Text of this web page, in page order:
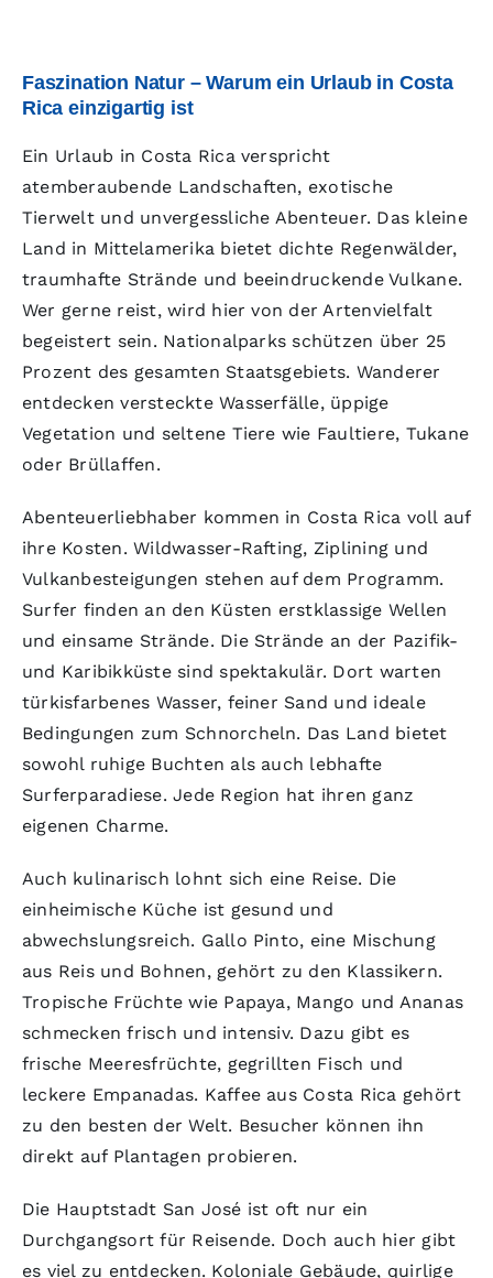
Faszination Natur – Warum ein Urlaub in Costa
Rica einzigartig ist
Ein Urlaub in Costa Rica verspricht
atemberaubende Landschaften, exotische
Tierwelt und unvergessliche Abenteuer. Das kleine
Land in Mittelamerika bietet dichte Regenwälder,
traumhafte Strände und beeindruckende Vulkane.
Wer gerne reist, wird hier von der Artenvielfalt
begeistert sein. Nationalparks schützen über 25
Prozent des gesamten Staatsgebiets. Wanderer
entdecken versteckte Wasserfälle, üppige
Vegetation und seltene Tiere wie Faultiere, Tukane
oder Brüllaffen.
Abenteuerliebhaber kommen in Costa Rica voll auf
ihre Kosten. Wildwasser-Rafting, Ziplining und
Vulkanbesteigungen stehen auf dem Programm.
Surfer finden an den Küsten erstklassige Wellen
und einsame Strände. Die Strände an der Pazifik-
und Karibikküste sind spektakulär. Dort warten
türkisfarbenes Wasser, feiner Sand und ideale
Bedingungen zum Schnorcheln. Das Land bietet
sowohl ruhige Buchten als auch lebhafte
Surferparadiese. Jede Region hat ihren ganz
eigenen Charme.
Auch kulinarisch lohnt sich eine Reise. Die
einheimische Küche ist gesund und
abwechslungsreich. Gallo Pinto, eine Mischung
aus Reis und Bohnen, gehört zu den Klassikern.
Tropische Früchte wie Papaya, Mango und Ananas
schmecken frisch und intensiv. Dazu gibt es
frische Meeresfrüchte, gegrillten Fisch und
leckere Empanadas. Kaffee aus Costa Rica gehört
zu den besten der Welt. Besucher können ihn
direkt auf Plantagen probieren.
Die Hauptstadt San José ist oft nur ein
Durchgangsort für Reisende. Doch auch hier gibt
es viel zu entdecken. Koloniale Gebäude, quirlige